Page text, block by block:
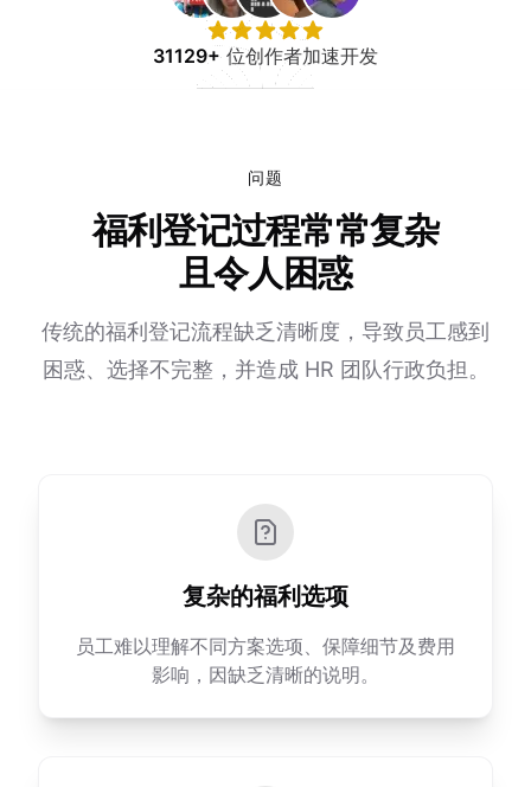
31129+位创作者加速开发
问题
福利登记过程常常复杂
且令人困惑
传统的福利登记流程缺乏清晰度，导致员工感到
困惑、选择不完整，并造成 HR 团队行政负担。
复杂的福利选项
员工难以理解不同方案选项、保障细节及费用
影响，因缺乏清晰的说明。